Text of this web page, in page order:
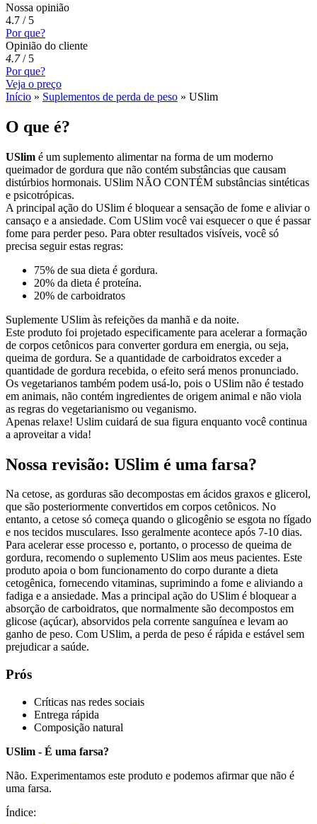
Nossa opinião
4.7 / 5
Por que?
Opinião do cliente
4.7/ 5
Por que?
Veja o preço
Início » Suplementos de perda de peso » USlim
O que é?
USlim é um suplemento alimentar na forma de um moderno
queimador de gordura que não contém substâncias que causam
distúrbios hormonais. USlim NÃO CONTÉM substâncias sintéticas
e psicotrópicas.
A principal ação do USlim é bloquear a sensação de fome e aliviar o
cansaço e a ansiedade. Com USlim você vai esquecer o que é passar
fome para perder peso. Para obter resultados visíveis, você só
precisa seguir estas regras:
75% de sua dieta é gordura.
20% da dieta é proteína.
20% de carboidratos
Suplemente USlim às refeições da manhã e da noite.
Este produto foi projetado especificamente para acelerar a formação
de corpos cetônicos para converter gordura em energia, ou seja,
queima de gordura. Se a quantidade de carboidratos exceder a
quantidade de gordura recebida, o efeito será menos pronunciado.
Os vegetarianos também podem usá-lo, pois o USlim não é testado
em animais, não contém ingredientes de origem animal e não viola
as regras do vegetarianismo ou veganismo.
Apenas relaxe! Uslim cuidará de sua figura enquanto você continua
a aproveitar a vida!
Nossa revisão: USlim é uma farsa?
Na cetose, as gorduras são decompostas em ácidos graxos e glicerol,
que são posteriormente convertidos em corpos cetônicos. No
entanto, a cetose só começa quando o glicogênio se esgota no fígado
e nos tecidos musculares. Isso geralmente acontece após 7-10 dias.
Para acelerar esse processo e, portanto, o processo de queima de
gordura, recomendo o suplemento USlim aos meus pacientes. Este
produto apoia o bom funcionamento do corpo durante a dieta
cetogênica, fornecendo vitaminas, suprimindo a fome e aliviando a
fadiga e a ansiedade. Mas a principal ação do USlim é bloquear a
absorção de carboidratos, que normalmente são decompostos em
glicose (açúcar), absorvidos pela corrente sanguínea e levam ao
ganho de peso. Com USlim, a perda de peso é rápida e estável sem
prejudicar a saúde.
Prós
Críticas nas redes sociais
Entrega rápida
Composição natural
USlim - É uma farsa?
Não. Experimentamos este produto e podemos afirmar que não é
uma farsa.
Índice: